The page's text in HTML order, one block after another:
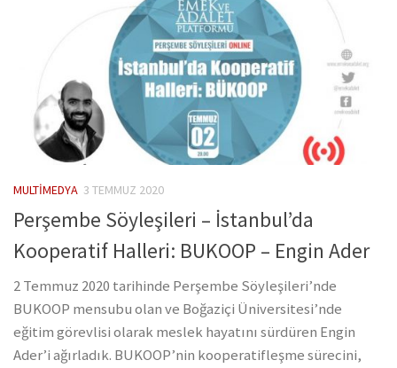
MULTIMEDYA 3 TEMMUZ 2020
Perşembe Söyleşileri – İstanbul’da
Kooperatif Halleri: BUKOOP – Engin Ader
2 Temmuz 2020 tarihinde Perşembe Söyleşileri’nde
BUKOOP mensubu olan ve Boğaziçi Üniversitesi’nde
eğitim görevlisi olarak meslek hayatını sürdüren Engin
Ader’i ağırladık. BUKOOP’nin kooperatifleşme sürecini,